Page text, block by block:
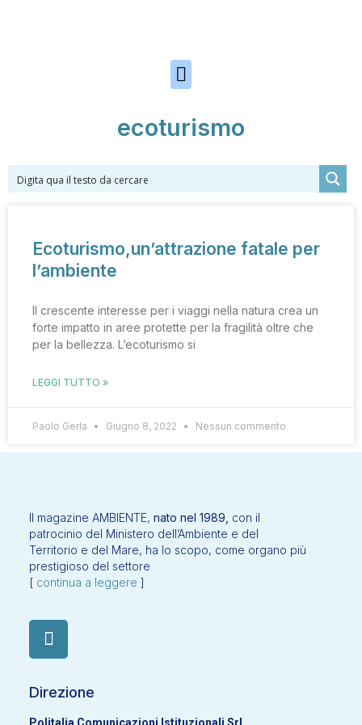
ecoturismo
Ecoturismo,un’attrazione fatale per
l’ambiente
Il crescente interesse per i viaggi nella natura crea un
forte impatto in aree protette per la fragilità oltre che
per la bellezza. L’ecoturismo si
LEGGI TUTTO »
Paolo Gerla Giugno 8, 2022 Nessun commento
Il magazine AMBIENTE, nato nel 1989, con il
patrocinio del Ministero dell’Ambiente e del
Territorio e del Mare, ha lo scopo, come organo più
prestigioso del settore
[ continua a leggere ]
Direzione